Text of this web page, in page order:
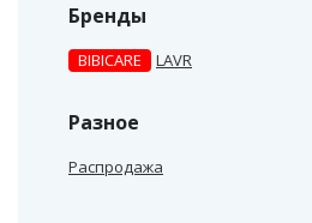
Бренды
BIBICARE LAVR
Разное
Распродажа